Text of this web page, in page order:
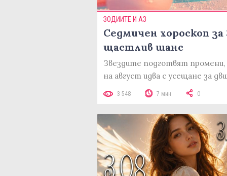
ЗОДИИТЕ И АЗ
Седмичен хороскоп
щастлив шанс
Звездите подготвят
на август идва с усещане за
3 548 7 мин 0